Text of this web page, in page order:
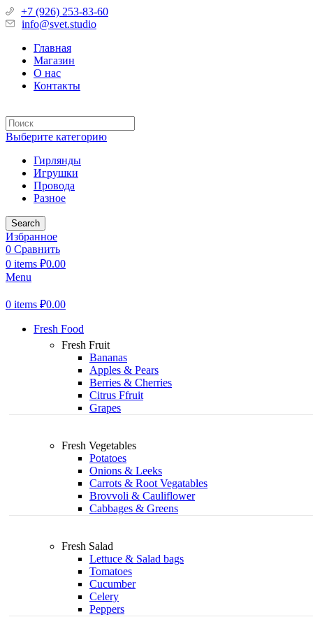
+7 (926) 253-83-60
info@svet.studio
Главная
Магазин
О нас
Контакты
Выберите категорию
Гирлянды
Игрушки
Провода
Разное
Search
Избранное
0 Сравнить
0 items ₽0.00
Menu
0 items ₽0.00
Fresh Food
Fresh Fruit
Bananas
Apples & Pears
Berries & Cherries
Citrus Ffruit
Grapes
Fresh Vegetables
Potatoes
Onions & Leeks
Carrots & Root Vegatables
Brovvoli & Cauliflower
Cabbages & Greens
Fresh Salad
Lettuce & Salad bags
Tomatoes
Cucumber
Celery
Peppers